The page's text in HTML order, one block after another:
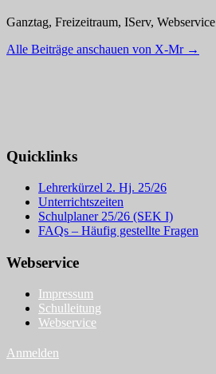
Ganztag, Freizeitraum, IServ, Webservice
Alle Beiträge anschauen von X-Mr →
Quicklinks
Lehrerkürzel 2. Hj. 25/26
Unterrichtszeiten
Schulplaner 25/26 (SEK I)
FAQs – Häufig gestellte Fragen
Webservice
Impressum
Schulleitung
Webservice
Anmelden